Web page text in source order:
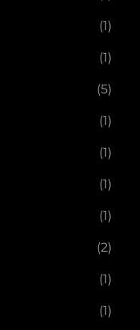
(1)
(1)
(5)
(1)
(1)
(1)
(1)
(2)
(1)
(1)